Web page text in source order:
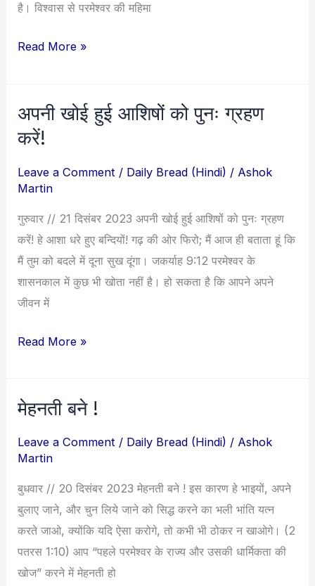
है। विश्वास से परमेश्वर की महिमा
Read More »
अपनी खोई हुई आशिषों को पुनः ग्रहण
करें!
Leave a Comment / Daily Bread (Hindi) / Ashok
Martin
गुरुवार // 21 दिसंबर 2023 अपनी खोई हुई आशिषों को पुनः ग्रहण
करें! हे आशा धरे हुए बन्दियों! गढ़ की ओर फिरो; मैं आज ही बताता हूं कि
मैं तुम को बदले में दूना सुख दूंगा। जकर्याह 9:12 परमेश्वर के
शासनकाल में कुछ भी खोता नहीं है। हो सकता है कि आपने अपने
जीवन में
अपनी
खोई
आशिषों
को
पुनः
ग्रहण
करें!
Read More »
मेहनती बने !
Leave a Comment / Daily Bread (Hindi) / Ashok
Martin
बुधवार // 20 दिसंबर 2023 मेहनती बने ! इस कारण हे भाइयों, अपने
बुलाए जाने, और चुन लिये जाने को सिद्ध करने का भली भांति यत्न
करते जाओ, क्योंकि यदि ऐसा करोगे, तो कभी भी ठोकर न खाओगे। (2
पतरस 1:10) आप “पहले परमेश्वर के राज्य और उसकी धार्मिकता की
खोज” करने में मेहनती हो
मेहनती
!